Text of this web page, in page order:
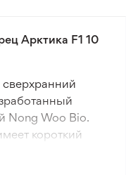
Арктика F1 10
Nong Woo Bio.
короткий
в теплицах и